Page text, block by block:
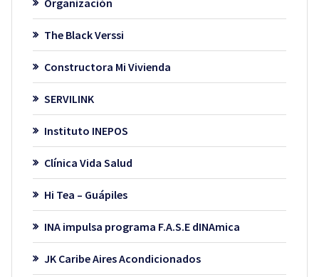
Organización
The Black Verssi
Constructora Mi Vivienda
SERVILINK
Instituto INEPOS
Clínica Vida Salud
Hi Tea – Guápiles
INA impulsa programa F.A.S.E dINAmica
JK Caribe Aires Acondicionados